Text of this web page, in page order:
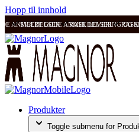
Hopp til innhold
ANMELDELSER RASK LEVERING OG
SVÆRT GODE ANMELDELSER
Produkter
Toggle submenu for